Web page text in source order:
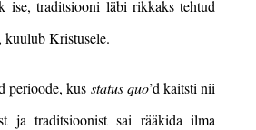
ise, traditsiooni läbi rikkaks tehtud
kuulub Kristusele.
perioode, kus status quo’d kaitsti nii
ja traditsioonist sai rääkida ilma